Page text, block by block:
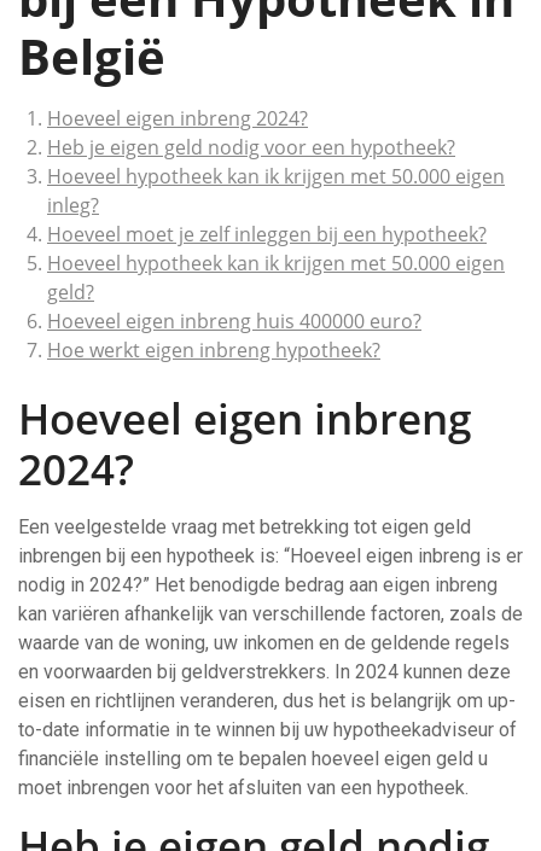
België
Hoeveel eigen inbreng 2024?
Heb je eigen geld nodig voor een hypotheek?
Hoeveel hypotheek kan ik krijgen met 50.000 eigen
inleg?
Hoeveel moet je zelf inleggen bij een hypotheek?
Hoeveel hypotheek kan ik krijgen met 50.000 eigen
geld?
Hoeveel eigen inbreng huis 400000 euro?
Hoe werkt eigen inbreng hypotheek?
Hoeveel eigen inbreng
2024?
Een veelgestelde vraag met betrekking tot eigen geld
inbrengen bij een hypotheek is: “Hoeveel eigen inbreng is er
nodig in 2024?” Het benodigde bedrag aan eigen inbreng
kan variëren afhankelijk van verschillende factoren, zoals de
waarde van de woning, uw inkomen en de geldende regels
en voorwaarden bij geldverstrekkers. In 2024 kunnen deze
eisen en richtlijnen veranderen, dus het is belangrijk om up-
to-date informatie in te winnen bij uw hypotheekadviseur of
financiële instelling om te bepalen hoeveel eigen geld u
moet inbrengen voor het afsluiten van een hypotheek.